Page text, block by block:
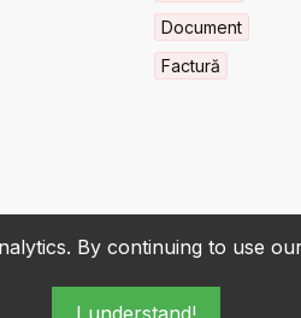
By continuing to use
I understand!
Document
Factură